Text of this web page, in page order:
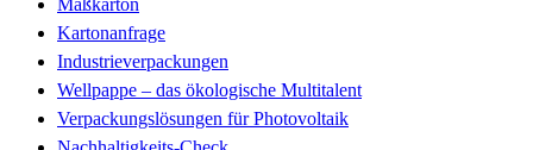
Kartonanfrage
Industrieverpackungen
Wellpappe – das ökologische Multitalent
Verpackungslösungen für Photovoltaik